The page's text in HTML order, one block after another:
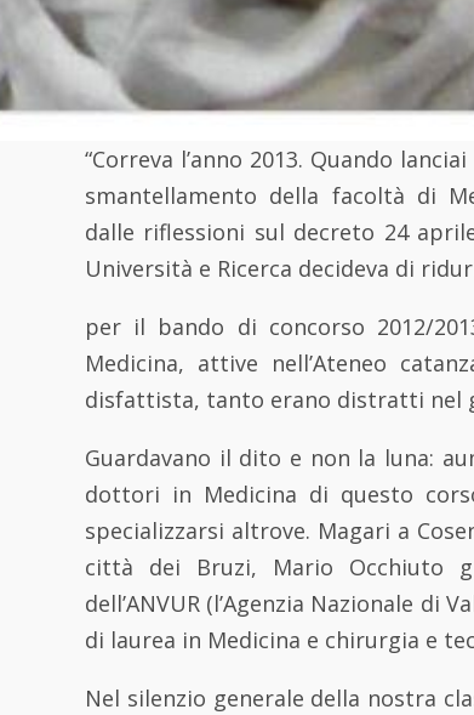
“Correva l’anno 2013. Quando
smantellamento della facoltà di
dalle riflessioni sul decreto 24
Università e Ricerca decideva di
per il bando di concorso 2012/
Medicina, attive nell’Ateneo
disfattista, tanto erano distratti nel
Guardavano il dito e non la luna:
dottori in Medicina di questo
specializzarsi altrove. Magari a
città dei Bruzi, Mario Occhiuto
dell’ANVUR (l’Agenzia Nazionale di
di laurea in Medicina e chirurgia e
Nel silenzio generale della nostra